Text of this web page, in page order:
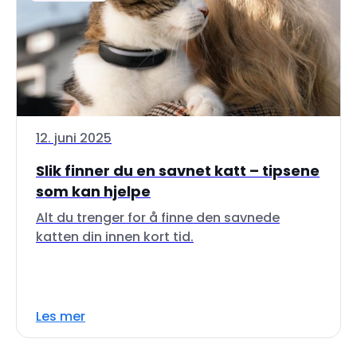
12. juni 2025
Slik finner du en savnet katt – tipsene
som kan hjelpe
Alt du trenger for å finne den savnede
katten din innen kort tid.
Les mer